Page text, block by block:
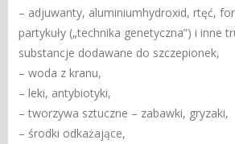
– adjuwanty, aluminiumhydroxid, rtęć,
partykuły („technika genetyczna”) i inne
substancje dodawane do szczepionek,
– woda z kranu,
– leki, antybiotyki,
– tworzywa sztuczne – zabawki, gryzaki,
– środki odkażające,